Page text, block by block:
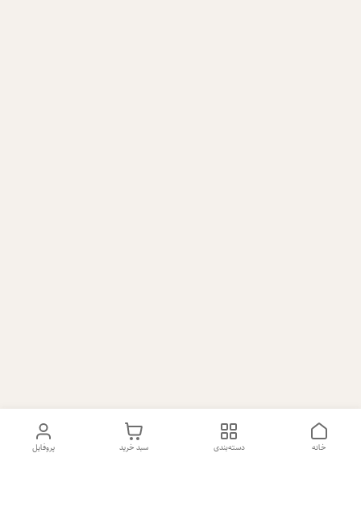
پروفایل سبد خرید دسته‌بندی خانه